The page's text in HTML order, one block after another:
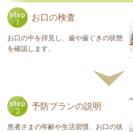
お口の検査
お口の中を拝見し、歯や歯ぐきの状態
を確認します。
予防プランの説明
患者さまの年齢や生活習慣、お口の状